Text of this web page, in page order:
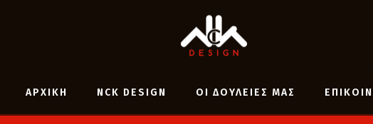
ΑΡΧΙΚΗ NCK DESIGN ΟΙ ΔΟΥΛΕΙΕΣ ΜΑΣ